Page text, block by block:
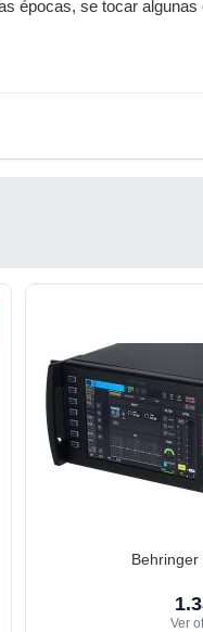
épocas, se tocar
Behringer
Ver